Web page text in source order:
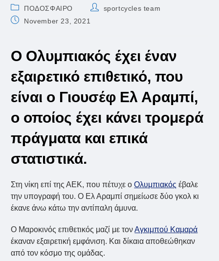
Post
category:
ΠΟΔΟΣΦΑΙΡΟ
Postsportcycles team
PostNovember 23, 2021
Ο Ολυμπιακός έχει έναν
εξαιρετικό επιθετικό, που
είναι ο Γιουσέφ Ελ Αραμπί,
ο οποίος έχει κάνει τρομερά
πράγματα και επικά
στατιστικά.
Στη νίκη επί της ΑΕΚ, που πέτυχε οΟλυμπιακός έβαλε
την υπογραφή του. Ο Ελ Αραμπί σημείωσε δύο γκολ κι
έκανε άνω κάτω την αντίπαλη άμυνα.
Ο Μαροκινός επιθετικός μαζί με τονΑγκιμπού Καμαρά
έκαναν εξαιρετική εμφάνιση. Και δίκαια αποθεώθηκαν
από τον κόσμο της ομάδας.